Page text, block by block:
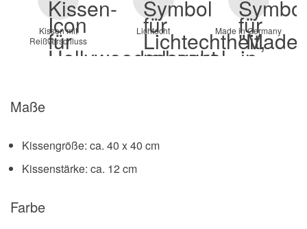
Kissen mit
Reißverschluss
Lichtecht Made in Germany
Maße
Kissengröße: ca. 40 x 40 cm
Kissenstärke: ca. 12 cm
Farbe